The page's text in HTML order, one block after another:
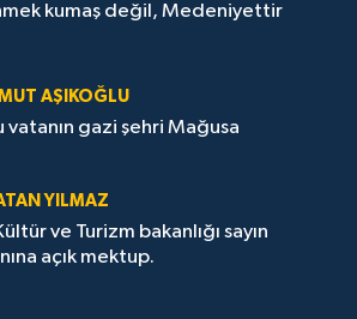
kumaş değil, Medeniyettir
AŞIKOĞLU
vatanın gazi şehri Mağusa
YILMAZ
ve Turizm bakanlığı sayın
açık mektup.